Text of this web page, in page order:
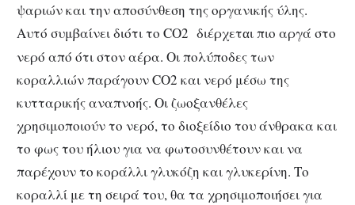
ψαριών και την αποσύνθεση της οργανικής ύλης.
Αυτό συμβαίνει διότι το CO2 διέρχεται πιο αργά στο
νερό από ότι στον αέρα. Οι πολύποδες των
κοραλλιών παράγουν CO2 και νερό μέσω της
κυτταρικής αναπνοής. Οι ζωοξανθέλες
χρησιμοποιούν το νερό, το διοξείδιο του άνθρακα και
το φως του ήλιου για να φωτοσυνθέτουν και να
παρέχουν το κοράλλι γλυκόζη και γλυκερίνη. Το
κοραλλί με τη σειρά του, θα τα χρησιμοποιήσει για